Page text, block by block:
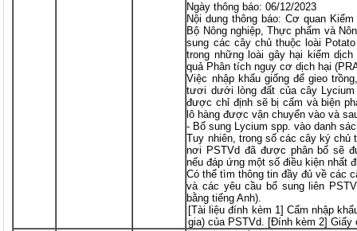
Ngày thông báo: 06/12/2023
Nội dung thông báo: Cơ quan
Bộ Nông nghiệp, Thực phẩm và
sung các cây chủ thuộc loài
trong những loài gây hại kiểm
quả Phân tích nguy cơ dịch hại
Việc nhập khẩu giống để gieo
tươi dưới lòng đất của cây
được chỉ định sẽ bị cấm và biện
lô hàng được vận chuyển vào và
- Bổ sung Lycium spp. vào danh
Tuy nhiên, trong số các cây ký
nơi PSTVd đã được phân bố sẽ
nếu đáp ứng một số điều kiện nhất
Có thể tìm thông tin đầy đủ về các
và các yêu cầu bổ sung liên
bằng tiếng Anh).
[Tài liệu đính kèm 1] Cấm nhập
gia) của PSTVd. [Đính kèm 2] Giấy